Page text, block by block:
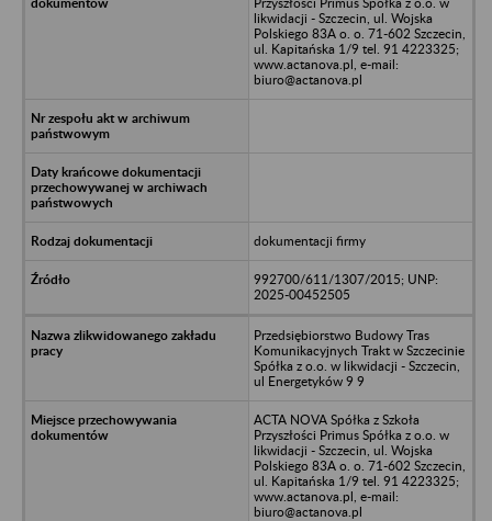
likwidacji - Szczecin, ul. Wojska
Polskiego 83A o. o. 71-602 Szczecin,
ul. Kapitańska 1/9 tel. 91 4223325;
www.actanova.pl, e-mail:
biuro@actanova.pl
dokumentacji firmy
992700/611/1307/2015; UNP:
2025-00452505
Przedsiębiorstwo Budowy Tras
Komunikacyjnych Trakt w Szczecinie
Spółka z o.o. w likwidacji - Szczecin,
ul Energetyków 9 9
ACTA NOVA Spółka z Szkoła
Przyszłości Primus Spółka z o.o. w
likwidacji - Szczecin, ul. Wojska
Polskiego 83A o. o. 71-602 Szczecin,
ul. Kapitańska 1/9 tel. 91 4223325;
www.actanova.pl, e-mail:
biuro@actanova.pl